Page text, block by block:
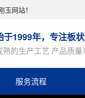
网站！
于1999年，专注板
熟的生产工艺 产品质量
服务流程